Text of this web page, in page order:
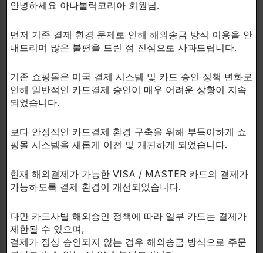
APS NUTRITION
최강의 근육수분보유 및 펌핑증
가제!
글리세롤
$32.00
INSANE LABZ
Insane Veinz Gold - 강력한 펌
산화질소증가제
$32.00
안녕하세요 아나볼릭코리아 회원님.
먼저 기존 결제 환경 문제로 인해 해외송금 방식 이용을 안
내드리며 많은 불편을 드린 점 진심으로 사과드립니다.
기존 쇼핑몰은 미국 결제 시스템 및 카드 승인 정책 변화로
인해 일반적인 카드결제 승인이 매우 어려운 상황이 지속
되었습니다.
보다 안정적인 카드결제 환경 구축을 위해 부득이하게 쇼
핑몰 시스템을 새롭게 이전 및 개편하게 되었습니다.
현재 해외결제가 가능한 VISA / MASTER 카드의 결제가
가능하도록 결제 환경이 개선되었습니다.
다만 카드사별 해외승인 정책에 따라 일부 카드는 결제가
제한될 수 있으며,
결제가 정상 승인되지 않는 경우 해외송금 방식으로 주문